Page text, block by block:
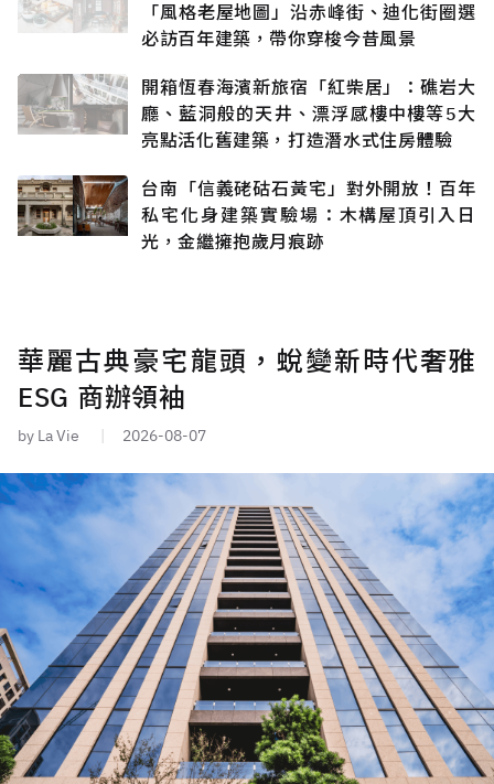
「風格老屋地圖」沿赤峰街、迪化街圈選
必訪百年建築，帶你穿梭今昔風景
開箱恆春海濱新旅宿「紅柴居」：礁岩大
廳、藍洞般的天井、漂浮感樓中樓等5大
亮點活化舊建築，打造潛水式住房體驗
台南「信義硓𥑮石黃宅」對外開放！百年
私宅化身建築實驗場：木構屋頂引入日
光，金繼擁抱歲月痕跡
華麗古典豪宅龍頭，蛻變新時代奢雅
ESG 商辦領袖
by La Vie 2026-08-07